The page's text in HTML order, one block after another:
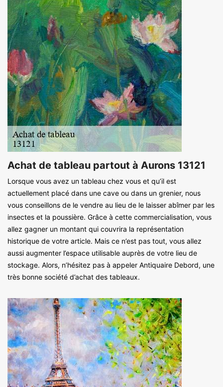
Achat de tableau partout à Aurons 13121
Lorsque vous avez un tableau chez vous et qu’il est
actuellement placé dans une cave ou dans un grenier, nous
vous conseillons de le vendre au lieu de le laisser abîmer par les
insectes et la poussière. Grâce à cette commercialisation, vous
allez gagner un montant qui couvrira la représentation
historique de votre article. Mais ce n’est pas tout, vous allez
aussi augmenter l’espace utilisable auprès de votre lieu de
stockage. Alors, n’hésitez pas à appeler Antiquaire Debord, une
très bonne société d’achat des tableaux.